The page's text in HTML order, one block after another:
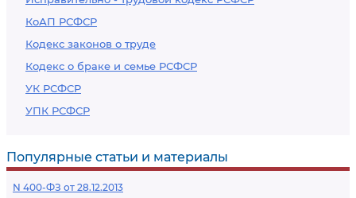
КоАП РСФСР
Кодекс законов о труде
Кодекс о браке и семье РСФСР
УК РСФСР
УПК РСФСР
Популярные статьи и материалы
N 400-ФЗ от 28.12.2013